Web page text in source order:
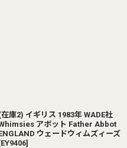
在庫2) イギリス 1983年 WADE社
アボット Father Abbot
ウェードウィムズィーズ
[EY9406]